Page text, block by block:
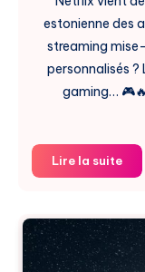
estonienne des
streaming
personnalisés ?
gaming…
Lire la suite
Me